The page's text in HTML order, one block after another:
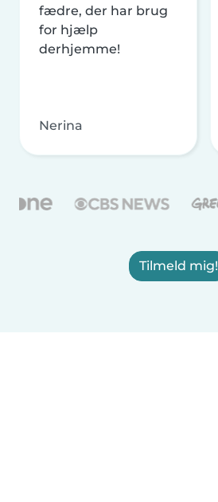
fædre, der har brug
for hjælp
derhjemme!
Nerina
Tilmeld mig!